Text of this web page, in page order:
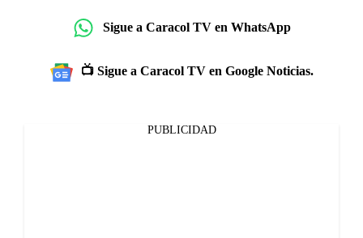
Sigue a Caracol TV en WhatsApp
📺 Sigue a Caracol TV en Google Noticias.
PUBLICIDAD